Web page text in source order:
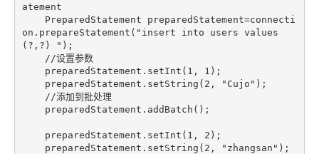
atement
on.prepareStatement( "insert into users values
(?,?) " );
//设置参数
    preparedStatement.setInt(
1 , 1 );
    preparedStatement.setString(
2 , "Cujo" );
//添加到批处理
    preparedStatement.setInt(
1 , 2 );
    preparedStatement.setString(
2 , "zhangsan" );